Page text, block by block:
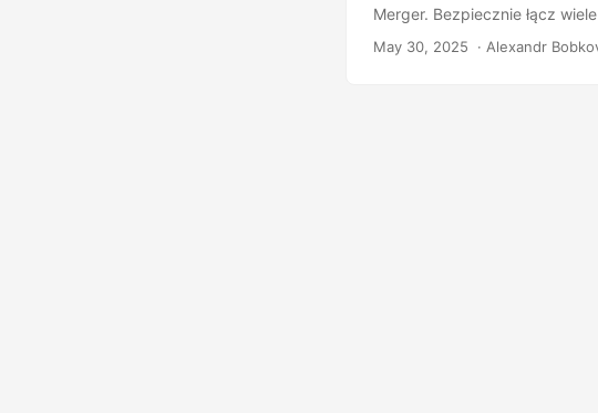
Merger. Bezpiecznie łącz
May 30, 2025 · Alexandr